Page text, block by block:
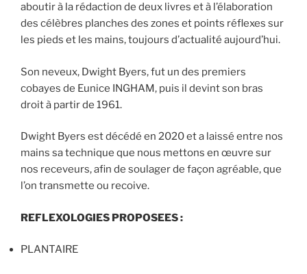
aboutir à la rédaction de deux livres et à l’élaboration
des célèbres planches des zones et points réflexes sur
les pieds et les mains, toujours d’actualité aujourd’hui.
Son neveux, Dwight Byers, fut un des premiers
cobayes de Eunice INGHAM, puis il devint son bras
droit à partir de 1961.
Dwight Byers est décédé en 2020 et a laissé entre nos
mains sa technique que nous mettons en œuvre sur
nos receveurs, afin de soulager de façon agréable, que
l’on transmette ou recoive.
REFLEXOLOGIES PROPOSEES:
PLANTAIRE